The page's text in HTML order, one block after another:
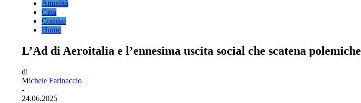
Attualità
Città
Comiso
Home
L’Ad di Aeroitalia e l’ennesima uscita social che scatena polemiche
di
Michele Farinaccio
-
24.06.2025